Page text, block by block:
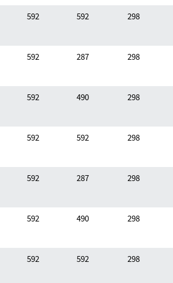
592 592 298
592 287 298
592 490 298
592 592 298
592 287 298
592 490 298
592 592 298